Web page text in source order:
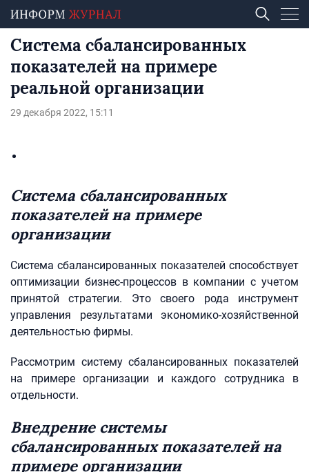
Система сбалансированных
показателей на примере
реальной организации
29 декабря 2022, 15:11
Система сбалансированных
показателей на примере
организации
Система сбалансированных показателей способствует
оптимизации бизнес-процессов в компании с учетом
принятой стратегии. Это своего рода инструмент
управления результатами экономико-хозяйственной
деятельностью фирмы.
Рассмотрим систему сбалансированных показателей
на примере организации и каждого сотрудника в
отдельности.
Внедрение системы
сбалансированных показателей на
примере организации